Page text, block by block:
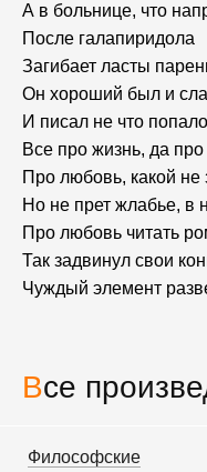
А в больнице, что
После галапиридола
Загибает ласты
Он хороший был и
И писал не что
Все про жизнь, да про
Про любовь, какой не
Но не прет жлабье, в
Про любовь читать
Так задвинул свои
Чуждый элемент
Все
Философские